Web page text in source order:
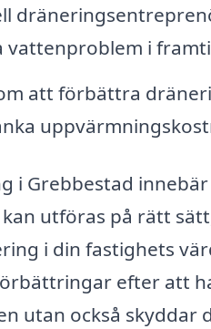
i
att förbättra
i Grebbestad
utföras på rätt
i din fastighets
efter att
utan också skyddar